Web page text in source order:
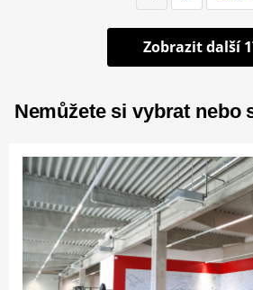
Zobrazit další
Nemůžete si vybrat nebo